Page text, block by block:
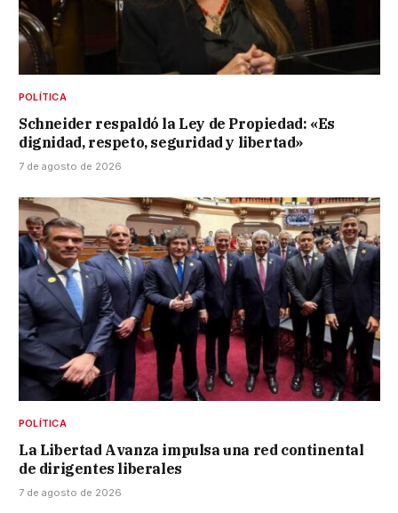
POLÍTICA
Schneider respaldó la Ley de Propiedad: «Es
dignidad, respeto, seguridad y libertad»
7 de agosto de 2026
POLÍTICA
La Libertad Avanza impulsa una red continental
de dirigentes liberales
7 de agosto de 2026